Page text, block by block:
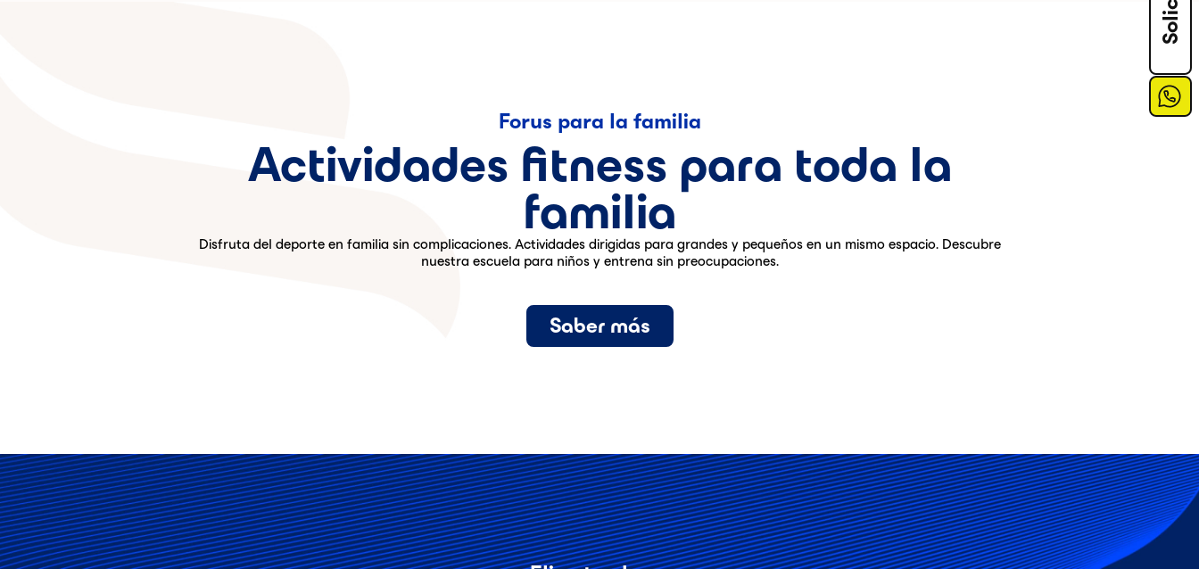
Forus para la familia
Actividades fitness para toda la
familia
Disfruta del deporte en familia sin complicaciones. Actividades dirigidas para grandes y pequeños en un mismo espacio. Descubre
nuestra escuela para niños y entrena sin preocupaciones.
Saber más